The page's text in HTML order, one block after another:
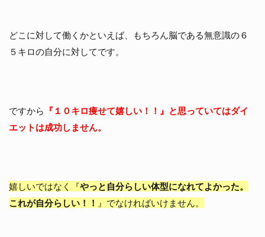
どこに対して働くかといえば、もちろん脳である無意識の６
５キロの自分に対してです。
ですから
『１０キロ痩せて嬉しい！！』と思っていてはダイ
エットは成功しません。
嬉しいではなく『やっと自分らしい体型になれてよかった。
これが自分らしい！！ 』でなければいけません。